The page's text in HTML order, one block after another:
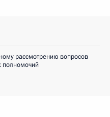
рассмотрению вопросов
полномочий